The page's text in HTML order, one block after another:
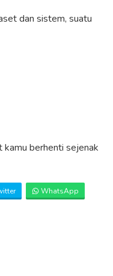
dan sistem, suatu
kamu berhenti sejenak
WhatsApp